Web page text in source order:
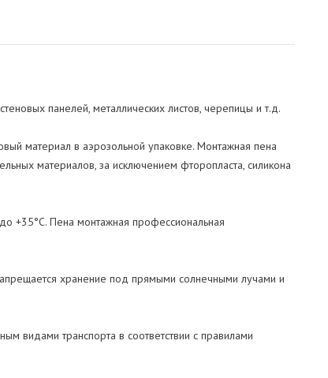
панелей, металлических листов, черепицы и т.д.
материал в аэрозольной упаковке. Монтажная пена
материалов, за исключением фторопласта, силикона
+35°С. Пена монтажная профессиональная
хранение под прямыми солнечными лучами и
видами транспорта в соответствии с правилами